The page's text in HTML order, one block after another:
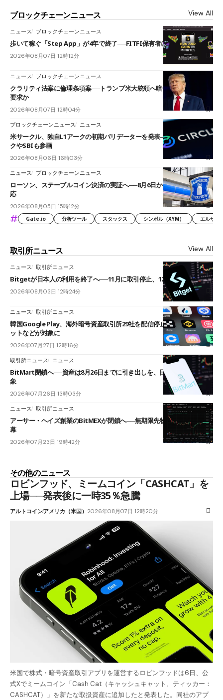
ブロックチェーンニュース View All
ニュース ブロックチェーンニュース
歩いて稼ぐ「Step App」が4年で終了──FITFI保有者に対応呼びかけ
2026年08月07日 12時12分
ニュース ブロックチェーンニュース
クラリティ法案に倫理条項案──トランプ米大統領へ暗号資産事業の売却
要求か
2026年08月07日 12時04分
ブロックチェーンニュース ニュース
米サークル、独自L1アークの初期バリデーターを発表――ブラックロッ
クやSBIも参画
2026年08月06日 16時03分
ニュース ブロックチェーンニュース
ローソン、ステーブルコイン決済の実証へ──8月6日からJPYCやUSDC対
応
2026年08月05日 15時12分
# Gate.io 分析ツール スタックス シンボル（XYM） エルサル
取引所ニュース View All
ニュース 取引所ニュース
Bitgetが日本人の利用を終了へ──11月に取引停止、12月末に強制決済
2026年08月03日 12時24分
ニュース 取引所ニュース
韓国Google Play、海外暗号資産取引所29社を配信停止──OKXやバイビ
ットなどが対象に
2026年07月27日 12時16分
取引所ニュース ニュース
BitMart閉鎖へ──資産は8月26日までに引き出しを、日本人利用者も対
象
2026年07月26日 13時03分
ニュース 取引所ニュース
アーサー・ヘイズ創業のBitMEXが閉鎖へ──無期限先物を生んだ11年に
幕
2026年07月23日 19時42分
その他のニュース
ロビンフッド、ミームコイン「CASHCAT」を
上場──発表後に一時35％急騰
アルトコインアメリカ（米国） 2026年08月07日 12時20分
米国で株式・暗号資産取引アプリを運営するロビンフッドは6日、公
式Xでミームコイン「Cash Cat（キャッシュキャット、ティッカー：
CASHCAT）」を新たな取扱資産に追加したと発表した。同社のアプ